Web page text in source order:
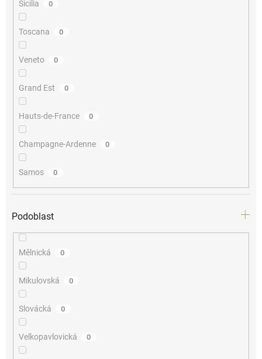
Sicilia 0
Toscana 0
Veneto 0
Grand Est 0
Hauts-de-France 0
Champagne-Ardenne 0
Samos 0
Podoblast
Mělnická 0
Mikulovská 0
Slovácká 0
Velkopavlovická 0